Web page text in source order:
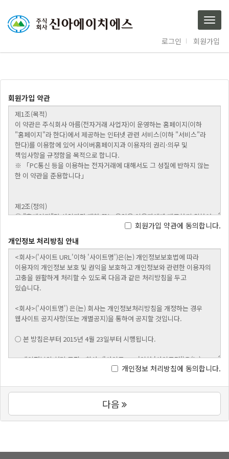
로그인 회원가입
회원가입 약관
회원가입 약관에 동의합니다.
개인정보 처리방침 안내
개인정보 처리방침에 동의합니다.
다음